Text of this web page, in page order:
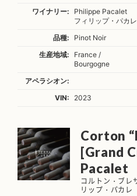
ワイナリー:
Philippe Pacalet
フィリップ・パカレ
品種:
Pinot Noir
生産地域:
France /
Bourgogne
アペラシオン:
VIN:
2023
Corton
[Grand
Pacalet
コルトン・ブレ
リップ・パカレ